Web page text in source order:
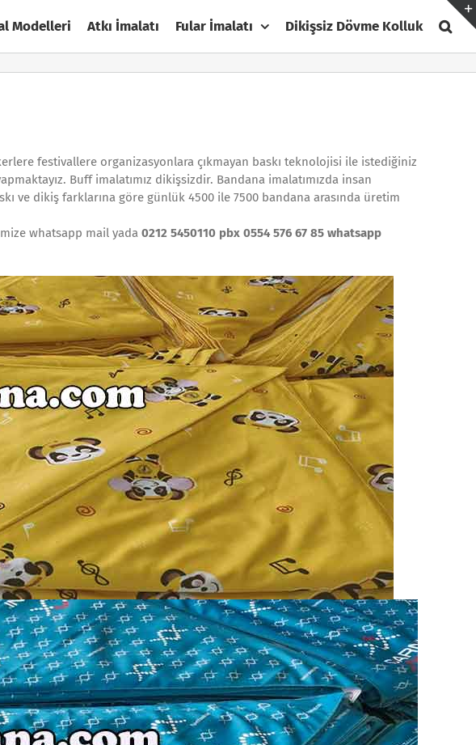
Modelleri Atkı İmalatı Fular İmalatı Dikişsiz Dövme Kolluk
festivallere organizasyonlara çıkmayan baskı teknolojisi ile istediğiniz
Buff imalatımız dikişsizdir. Bandana imalatımızda insan
ve dikiş farklarına göre günlük 4500 ile 7500 bandana arasında üretim
whatsapp mail yada 0212 5450110 pbx 0554 576 67 85 whatsapp